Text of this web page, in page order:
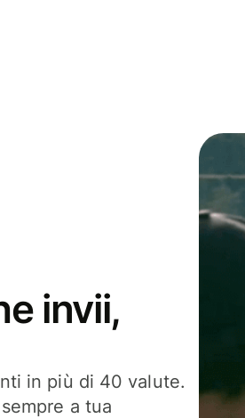
invii,
in più di 40 valute.
a tua